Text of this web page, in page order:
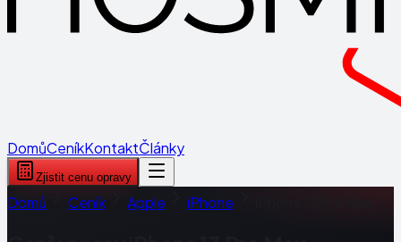
DomůCeníkKontaktČlánky
Zjistit cenu opravy
Domů Ceník Apple iPhone